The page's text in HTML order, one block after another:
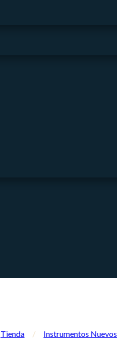
Tienda / Instrumentos Nuevos